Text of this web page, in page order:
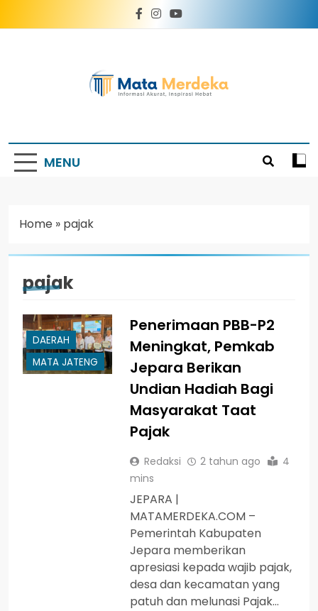
MENU
Home » pajak
pajak
DAERAH
MATA JATENG
Penerimaan PBB-P2
Meningkat, Pemkab
Jepara Berikan
Undian Hadiah Bagi
Masyarakat Taat
Pajak
Redaksi 2 tahun ago
4
mins
JEPARA |
MATAMERDEKA.COM –
Pemerintah Kabupaten
Jepara memberikan
apresiasi kepada wajib pajak,
desa dan kecamatan yang
patuh dan melunasi Pajak…